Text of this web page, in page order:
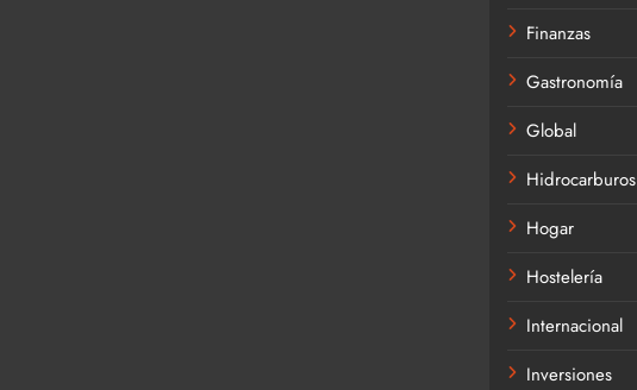
Finanzas
Gastronomía
Global
Hidrocarburos
Hogar
Hostelería
Internacional
Inversiones